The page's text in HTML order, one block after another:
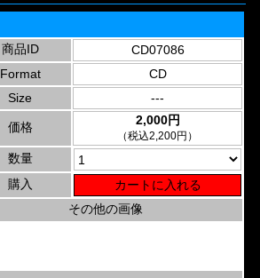
商品ID
CD07086
Format
CD
Size
---
価格 2,000円
（税込2,200円）
数量
購入
その他の画像